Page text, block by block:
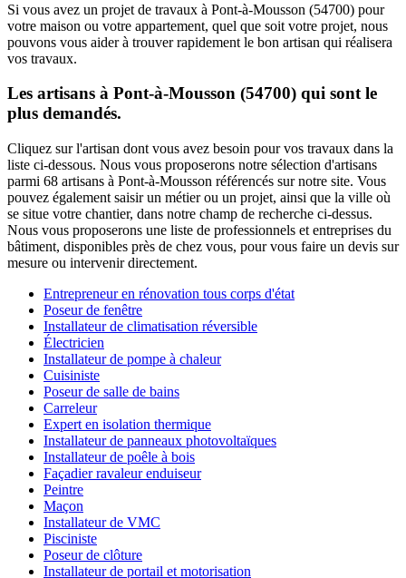
Si vous avez un projet de travaux à Pont-à-Mousson (54700) pour
votre maison ou votre appartement, quel que soit votre projet, nous
pouvons vous aider à trouver rapidement le bon artisan qui réalisera
vos travaux.
Les artisans à Pont-à-Mousson (54700) qui sont le
plus demandés.
Cliquez sur l'artisan dont vous avez besoin pour vos travaux dans la
liste ci-dessous. Nous vous proposerons notre sélection d'artisans
parmi 68 artisans à Pont-à-Mousson référencés sur notre site. Vous
pouvez également saisir un métier ou un projet, ainsi que la ville où
se situe votre chantier, dans notre champ de recherche ci-dessus.
Nous vous proposerons une liste de professionnels et entreprises du
bâtiment, disponibles près de chez vous, pour vous faire un devis sur
mesure ou intervenir directement.
Entrepreneur en rénovation tous corps d'état
Poseur de fenêtre
Installateur de climatisation réversible
Électricien
Installateur de pompe à chaleur
Cuisiniste
Poseur de salle de bains
Carreleur
Expert en isolation thermique
Installateur de panneaux photovoltaïques
Installateur de poêle à bois
Façadier ravaleur enduiseur
Peintre
Maçon
Installateur de VMC
Pisciniste
Poseur de clôture
Installateur de portail et motorisation